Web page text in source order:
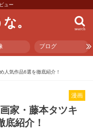
ュー
。 search
ブログ
人気作品6選を徹底紹介！
漫画
家・藤本タツキ
紹介！